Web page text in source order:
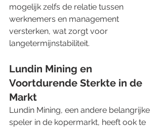
mogelijk zelfs de relatie tussen
werknemers en management
versterken, wat zorgt voor
langetermijnstabiliteit.
Lundin Mining en
Voortdurende Sterkte in de
Markt
Lundin Mining, een andere belangrijke
speler in de kopermarkt, heeft ook te